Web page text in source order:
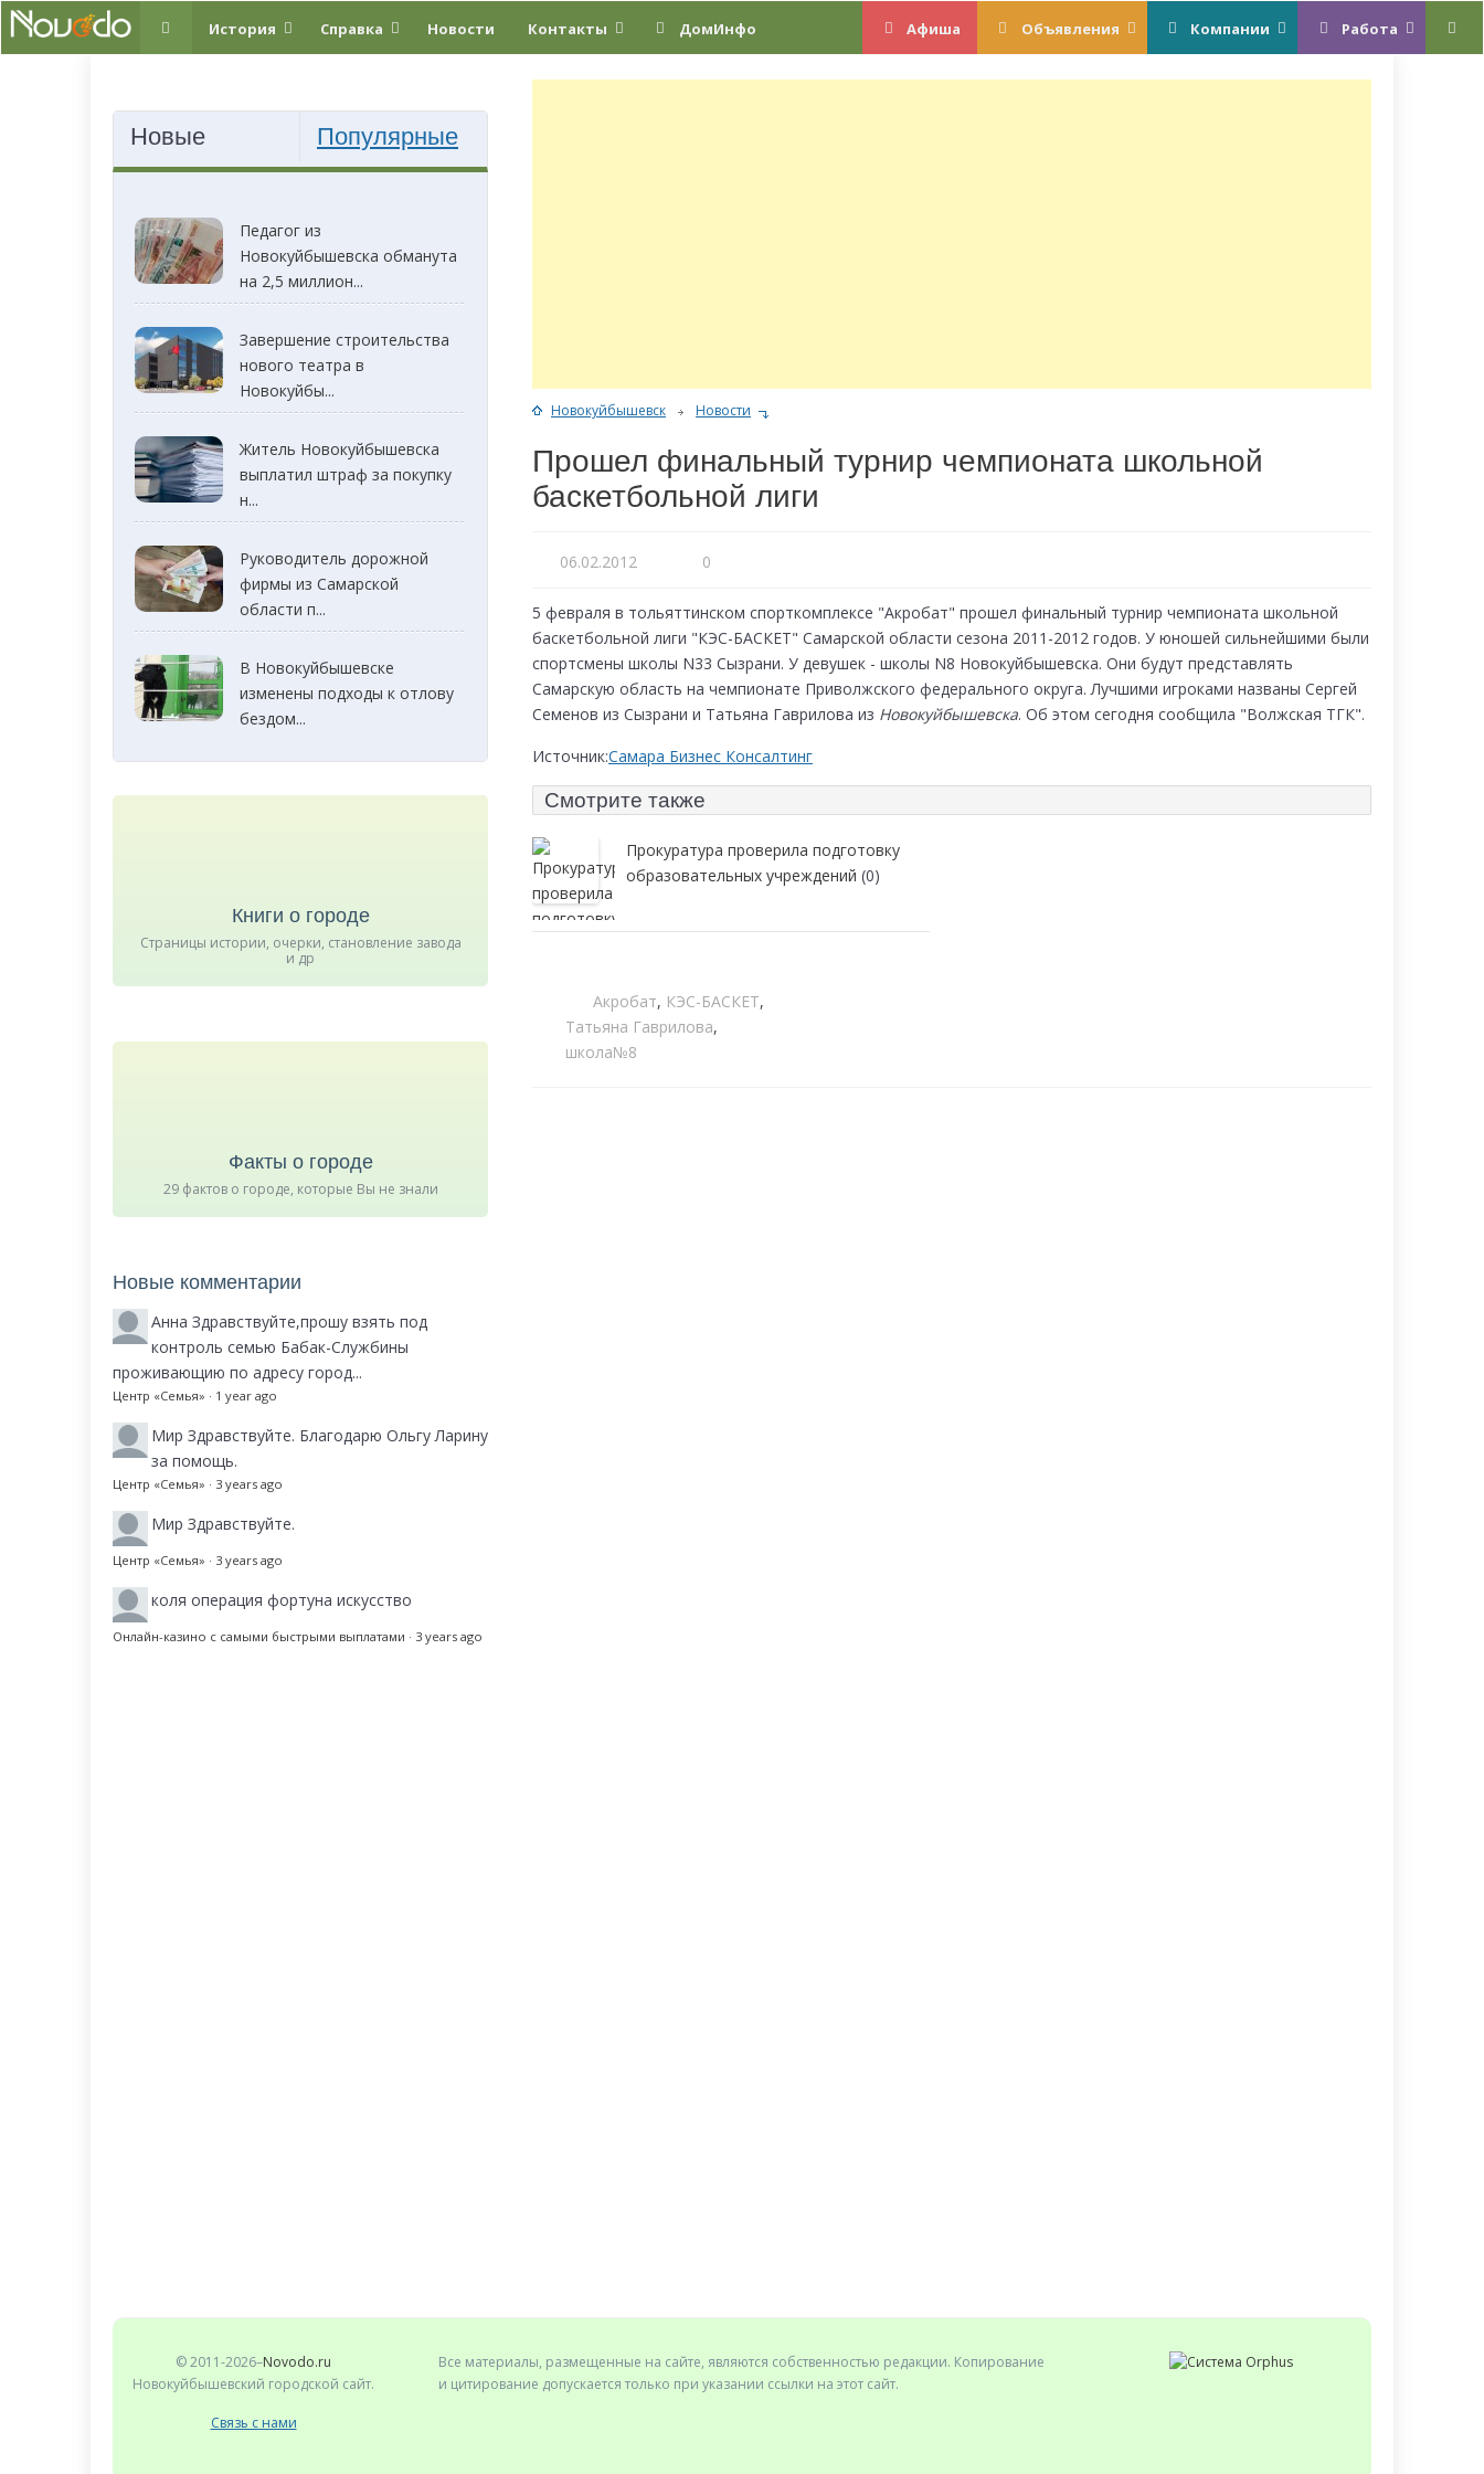
История Справка Новости Контакты Работа
Компании
Объявления
Афиша
ДомИнфо
Новокуйбышевск Новости
Прошел финальный турнир чемпионата школьной
баскетбольной лиги
06.02.2012 0
5 февраля в тольяттинском спорткомплексе "Акробат" прошел финальный турнир чемпионата школьной
баскетбольной лиги "КЭС-БАСКЕТ" Самарской области сезона 2011-2012 годов. У юношей сильнейшими были
спортсмены школы N33 Сызрани. У девушек - школы N8 Новокуйбышевска. Они будут представлять
Самарскую область на чемпионате Приволжского федерального округа. Лучшими игроками названы Сергей
Семенов из Сызрани и Татьяна Гаврилова из Новокуйбышевска. Об этом сегодня сообщила "Волжская ТГК".
Источник:Самара Бизнес Консалтинг
Смотрите также
Прокуратура проверила подготовку
образовательных учреждений (0)
Акробат, КЭС-БАСКЕТ,
Татьяна Гаврилова,
школа№8
Новые Популярные
Педагог из
Новокуйбышевска обманута
на 2,5 миллион...
Завершение строительства
нового театра в
Новокуйбы...
Житель Новокуйбышевска
выплатил штраф за покупку
н...
Руководитель дорожной
фирмы из Самарской
области п...
В Новокуйбышевске
изменены подходы к отлову
бездом...
Книги о городе
Страницы истории, очерки, становление завода
и др
Факты о городе
29 фактов о городе, которые Вы не знали
Новые комментарии
Анна Здравствуйте,прошу взять под
контроль семью Бабак-Службины
проживающию по адресу город...
Центр «Семья» · 1 year ago
Мир Здравствуйте. Благодарю Ольгу Ларину
за помощь.
Центр «Семья» · 3 years ago
Мир Здравствуйте.
Центр «Семья» · 3 years ago
коля операция фортуна искусство
Онлайн-казино с самыми быстрыми выплатами · 3 years ago
© 2011-2026–Novodo.ru
Новокуйбышевский городской сайт.
Связь с нами
Все материалы, размещенные на сайте, являются собственностью редакции. Копирование
и цитирование допускается только при указании ссылки на этот сайт.